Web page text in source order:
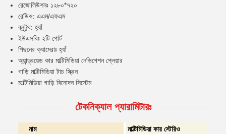
রেজোলিউশনঃ ১২৮০*৭২০
রেডিও: এএম/এফএম
ব্লুটুথ: হ্যাঁ
ইউএসবিঃ ২টি পোর্ট
পিছনের ক্যামেরাঃ হ্যাঁ
অ্যান্ড্রয়েড কার মাল্টিমিডিয়া নেভিগেশন প্লেয়ার
গাড়ি মাল্টিমিডিয়া টাচ স্ক্রিন
মাল্টিমিডিয়া গাড়ি বিনোদন সিস্টেম
টেকনিক্যাল প্যারামিটারঃ
নাম
মাল্টিমিডিয়া কার স্টেরিও